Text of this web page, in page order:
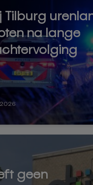
Tilburg
na lange
geen